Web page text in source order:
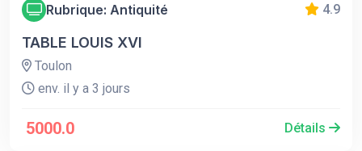
Rubrique: Antiquité 4.9
TABLE LOUIS XVI
Toulon
env. il y a 3 jours
5000.0 Détails